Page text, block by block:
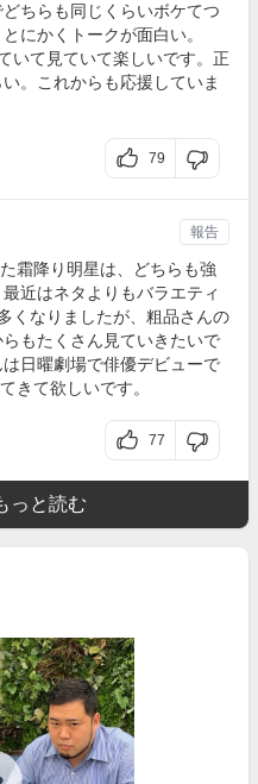
ちらも同じくらいボケてつ
にかくトークが面白い。
いて見ていて楽しいです。正
。これからも応援していま
79
霜降り明星は、どちらも強
近はネタよりもバラエティ
くなりましたが、粗品さんの
もたくさん見ていきたいで
日曜劇場で俳優デビューで
きて欲しいです。
77
報告
っと読む